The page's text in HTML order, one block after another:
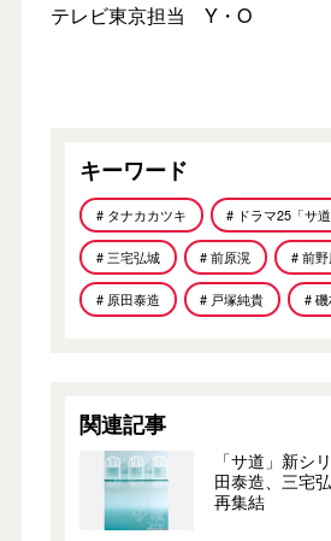
テレビ東京担当 Y・O
キーワード
# タナカカツキ # ドラマ25「サ道
# 三宅弘城 # 前原滉 # 前
# 原田泰造 # 戸塚純貴 #
関連記事
「サ道」新シ
田泰造、三宅
再集結